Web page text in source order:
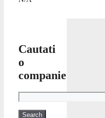
Cautati
o
companie